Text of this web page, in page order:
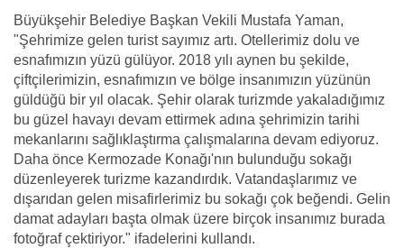
Büyükşehir Belediye Başkan Vekili Mustafa Yaman,
"Şehrimize gelen turist sayımız artı. Otellerimiz dolu ve
esnafımızın yüzü gülüyor. 2018 yılı aynen bu şekilde,
çiftçilerimizin, esnafımızın ve bölge insanımızın yüzünün
güldüğü bir yıl olacak. Şehir olarak turizmde yakaladığımız
bu güzel havayı devam ettirmek adına şehrimizin tarihi
mekanlarını sağlıklaştırma çalışmalarına devam ediyoruz.
Daha önce Kermozade Konağı'nın bulunduğu sokağı
düzenleyerek turizme kazandırdık. Vatandaşlarımız ve
dışarıdan gelen misafirlerimiz bu sokağı çok beğendi. Gelin
damat adayları başta olmak üzere birçok insanımız burada
fotoğraf çektiriyor." ifadelerini kullandı.